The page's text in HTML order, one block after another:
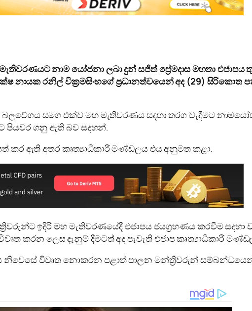
නාම යෝජනා ලබා දුන් සජිත් ප්‍රේමදාස මහතා
නායක රනිල් වික්‍රමසිංහගේ ප්‍රධානත්වයෙන් අද (29) සිරිකොත
සමග එක්ව මහ මැතිවරණය සදහා තරග වැදීමට
පියවර ගනු ඇති බව සදහන්.
කර ඇති අතර කෘත්‍යාධිකාරි මණ්ඩලය එය අනුමත කළා.
ඉදිරි මහ මැතිවරණයේදී එජාපය ජයග්‍රහණය කරවීම සදහා
කරන ලෙස දැනුම් දීමටත් අද පැවැති එජාප කෘත්‍යාධිකාරී
නිවෙසේ විවෘත නොකරන පළාත් පාලන මන්ත්‍රිවරුන්